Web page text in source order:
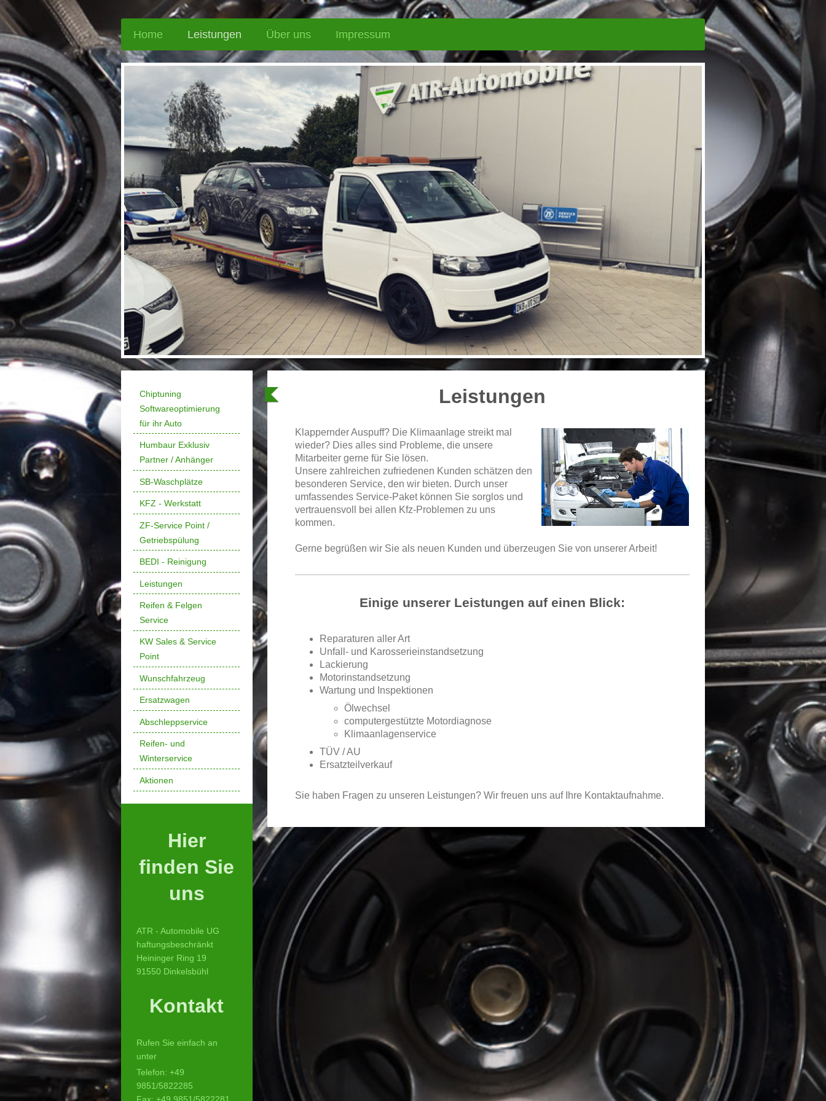
Home Leistungen Über uns Impressum
Leistungen
Klappernder Auspuff? Die Klimaanlage streikt mal
wieder? Dies alles sind Probleme, die unsere
Mitarbeiter gerne für Sie lösen.
Unsere zahlreichen zufriedenen Kunden schätzen den
besonderen Service, den wir bieten. Durch unser
umfassendes Service-Paket können Sie sorglos und
vertrauensvoll bei allen Kfz-Problemen zu uns
kommen.
Gerne begrüßen wir Sie als neuen Kunden und überzeugen Sie von unserer Arbeit!
Einige unserer Leistungen auf einen Blick:
Reparaturen aller Art
Unfall- und Karosserieinstandsetzung
Lackierung
Motorinstandsetzung
Wartung und Inspektionen
Ölwechsel
computergestützte Motordiagnose
Klimaanlagenservice
TÜV / AU
Ersatzteilverkauf
Sie haben Fragen zu unseren Leistungen? Wir freuen uns auf Ihre Kontaktaufnahme.
Chiptuning
Softwareoptimierung
für ihr Auto
Humbaur Exklusiv
Partner / Anhänger
SB-Waschplätze
KFZ - Werkstatt
ZF-Service Point /
Getriebspülung
BEDI - Reinigung
Leistungen
Reifen & Felgen
Service
KW Sales & Service
Point
Wunschfahrzeug
Ersatzwagen
Abschleppservice
Reifen- und
Winterservice
Aktionen
Hier
finden Sie
uns
ATR - Automobile UG
haftungsbeschränkt
Heininger Ring 19
91550 Dinkelsbühl
Kontakt
Rufen Sie einfach an
unter
Telefon: +49
9851/5822285
Fax: +49 9851/5822281